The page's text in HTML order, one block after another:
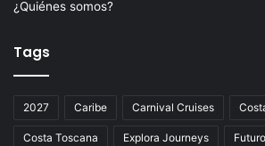
¿Quiénes somos?
Tags
2027 Caribe Carnival Cruises
Costa Toscana Explora Journeys Futuro